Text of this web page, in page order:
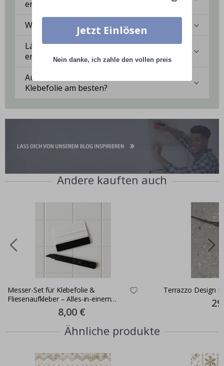
erhalten?
Wie langlebig ist die Klebefolie?
Lässt sich die Klebefolie rückstandslos
entfernen?
Auf welchen Oberflächen haftet die
Klebefolie am besten?
Andere kauften auch
Messer-Set für Klebefolie &
Fliesenaufkleber – Alles-in-einem
Special
Price
8,00 €
Terrazzo Design
Ähnliche produkte
Jetzt Einlösen
Nein danke, ich zahle den vollen preis